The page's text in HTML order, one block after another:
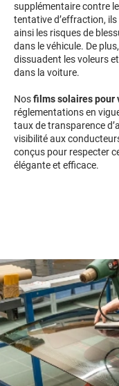
McLaren
Mercedes-Benz
Mercury
MicroCar
Mini
Mitsubishi
Opel
Ora
Peugeot
Plymouth
supplémentaire contre
tentative d’effraction,
ainsi les risques de
dans le véhicule. De
dissuadent les voleurs
dans la voiture.
Nosfilms solaires pour
réglementations en
taux de transparence
visibilité aux
conçus pour respecter
élégante et efficace.